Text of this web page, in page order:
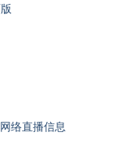
络直播信息